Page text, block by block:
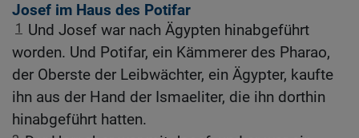
Josef im Haus des Potifar
1
Und Josef war nach Ägypten hinabgeführt
worden. Und Potifar, ein Kämmerer des Pharao,
der Oberste der Leibwächter, ein Ägypter, kaufte
ihn aus der Hand der Ismaeliter, die ihn dorthin
hinabgeführt hatten.